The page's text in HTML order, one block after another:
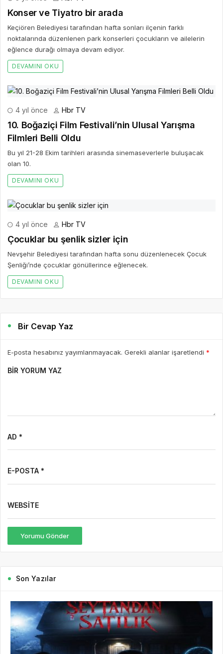
Konser ve Tiyatro bir arada
Keçiören Belediyesi tarafından hafta sonları ilçenin farklı
noktalarında düzenlenen park konserleri çocukların ve ailelerin
eğlence durağı olmaya devam ediyor.
DEVAMINI OKU
4 yıl önce Hbr TV
10. Boğaziçi Film Festivali’nin Ulusal Yarışma
Filmleri Belli Oldu
Bu yıl 21-28 Ekim tarihleri arasında sinemaseverlerle buluşacak
olan 10.
DEVAMINI OKU
4 yıl önce Hbr TV
Çocuklar bu şenlik sizler için
Nevşehir Belediyesi tarafından hafta sonu düzenlenecek Çocuk
Şenliği’nde çocuklar gönüllerince eğlenecek.
DEVAMINI OKU
Bir Cevap Yaz
E-posta hesabınız yayımlanmayacak. Gerekli alanlar işaretlendi *
BIR YORUM YAZ
AD *
E-POSTA *
WEBSITE
Yorumu Gönder
Son Yazılar